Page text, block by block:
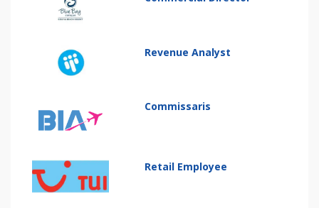
Revenue Analyst
Commissaris
Retail Employee